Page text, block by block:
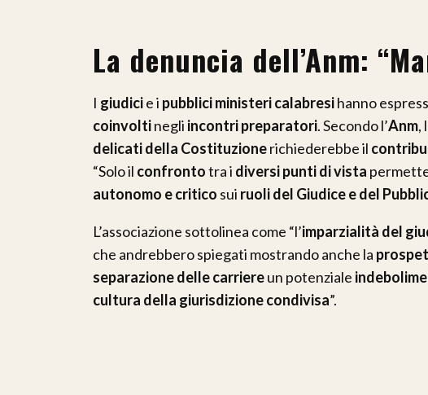
La denuncia dell’Anm:
I giudicie i pubblici ministeri calabresihanno
coinvoltinegli incontri preparatori. Secondo l’Anm,
delicati della Costituzionerichiederebbe il
“Solo il confrontotra i diversi punti di vista
autonomo e critico sui ruoli del Giudice e del
L’associazione sottolinea come “l’imparzialità del
che andrebbero spiegati mostrando anche la
separazione delle carriereun potenziale
cultura della giurisdizione condivisa”.